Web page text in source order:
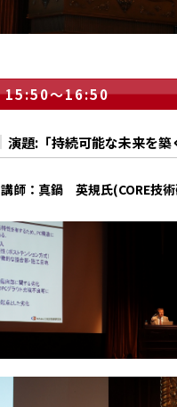
15:50～16:50
演題:「持続可能な未来を築
講師：真鍋 英規氏(CORE技